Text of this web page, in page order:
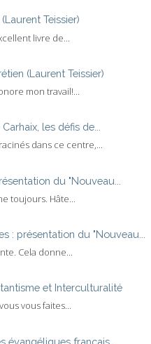
Teissier)
livre de...
(Laurent Teissier)
mon travail!...
les défis de...
dans ce centre,...
du "Nouveau...
toujours. Hâte...
: présentation du "Nouveau...
Cela donne...
et Interculturalité
vous faites...
français...